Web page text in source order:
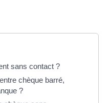
sans contact ?
chèque barré,
?